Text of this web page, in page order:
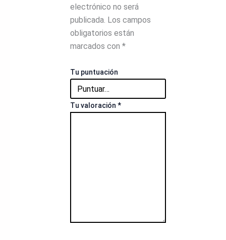
electrónico no será
publicada. Los campos
obligatorios están
marcados con *
Tu puntuación
Tu valoración *